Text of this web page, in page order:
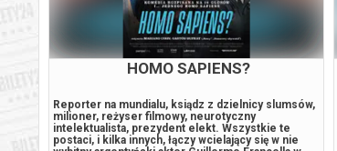
HOMO SAPIENS?
Reporter na mundialu, ksiądz z dzielnicy slumsów,
milioner, reżyser filmowy, neurotyczny
intelektualista, prezydent elekt. Wszystkie te
postaci, i kilka innych, łączy wcielający się w nie